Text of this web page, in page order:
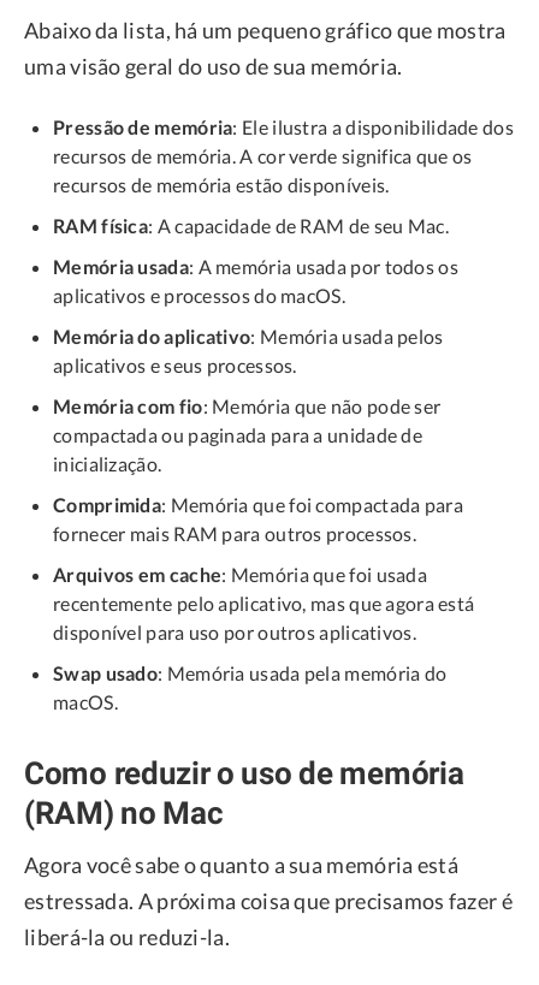
Abaixo da lista, há um pequeno gráfico que mostra
uma visão geral do uso de sua memória.
Pressão de memória: Ele ilustra a disponibilidade dos
recursos de memória. A cor verde significa que os
recursos de memória estão disponíveis.
RAM física: A capacidade de RAM de seu Mac.
Memória usada: A memória usada por todos os
aplicativos e processos do macOS.
Memória do aplicativo: Memória usada pelos
aplicativos e seus processos.
Memória com fio: Memória que não pode ser
compactada ou paginada para a unidade de
inicialização.
Comprimida: Memória que foi compactada para
fornecer mais RAM para outros processos.
Arquivos em cache: Memória que foi usada
recentemente pelo aplicativo, mas que agora está
disponível para uso por outros aplicativos.
Swap usado: Memória usada pela memória do
macOS.
Como reduzir o uso de memória
(RAM) no Mac
Agora você sabe o quanto a sua memória está
estressada. A próxima coisa que precisamos fazer é
liberá-la ou reduzi-la.